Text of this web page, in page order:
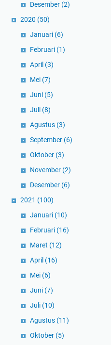
Desember (2)
2020 (50)
Januari (6)
Februari (1)
April (3)
Mei (7)
Juni (5)
Juli (8)
Agustus (3)
September (6)
Oktober (3)
November (2)
Desember (6)
2021 (100)
Januari (10)
Februari (16)
Maret (12)
April (16)
Mei (6)
Juni (7)
Juli (10)
Agustus (11)
Oktober (5)